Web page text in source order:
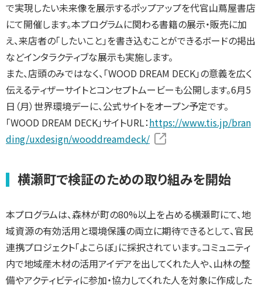
で実現したい未来像を展示するポップアップを代官山蔦屋書店
にて開催します。本プログラムに関わる書籍の展示・販売に加
え、来店者の「したいこと」を書き込むことができるボードの掲出
などインタラクティブな展示も実施します。
また、店頭のみではなく、「WOOD DREAM DECK」の意義を広く
伝えるティザーサイトとコンセプトムービーも公開します。6月5
日（月）世界環境デーに、公式サイトをオープン予定です。
「WOOD DREAM DECK」サイトURL：https://www.tis.jp/bran
ding/uxdesign/wooddreamdeck/
横瀬町で検証のための取り組みを開始
本プログラムは、森林が町の80%以上を占める横瀬町にて、地
域資源の有効活用と環境保護の両立に期待できるとして、官民
連携プロジェクト「よこらぼ」に採択されています。コミュニティ
内で地域産木材の活用アイデアを出してくれた人や、山林の整
備やアクティビティに参加・協力してくれた人を対象に作成した